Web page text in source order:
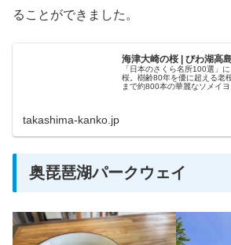
ることができました。
海津大崎の桜 | びわ湖高
「日本のさくら名所100選」
桜。樹齢80年を優に超える老
まで約800本の華麗なソメイ
takashima-kanko.jp
奥琵琶湖パークウェイ